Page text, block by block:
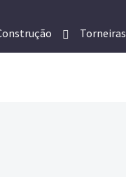
Torneiras